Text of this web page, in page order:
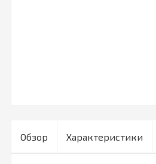
Обзор Характеристики